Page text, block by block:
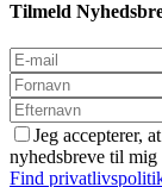
Tilmeld
Jeg accepterer,
nyhedsbreve til mig
Find